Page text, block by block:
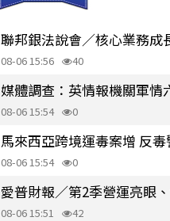
聯邦銀法說會／核心業務成
08-06 15:56 40
媒體調查：英情報機關軍情
08-06 15:54 0
馬來西亞跨境運毒案增 反
08-06 15:54 0
愛普財報／第2季營運亮眼
08-06 15:51 42